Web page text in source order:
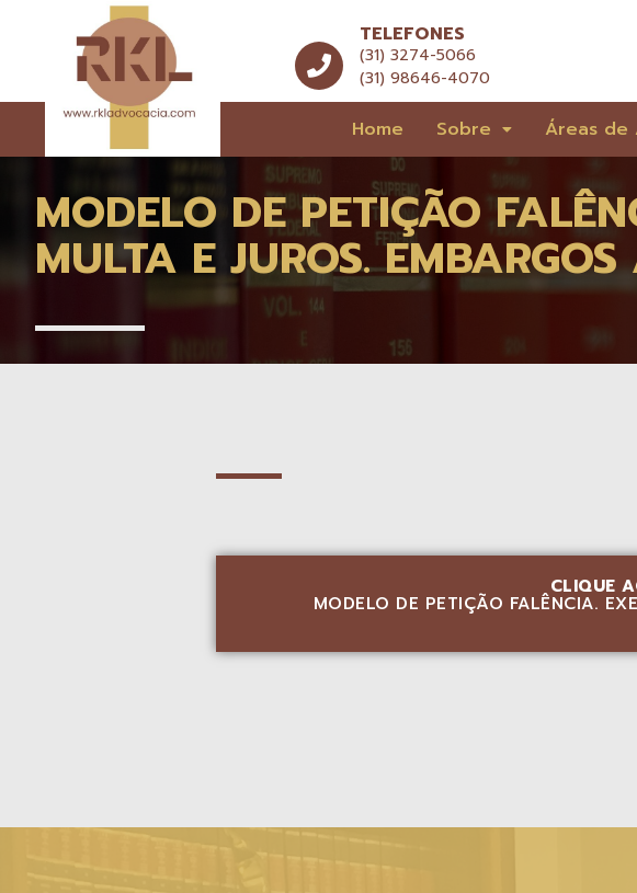
TELEFONES
(31) 3274-5066
(31) 98646-4070
Home Sobre Áreas de
MODELO DE PETIÇÃO
MULTA E JUROS.
CLIQUE
MODELO DE PETIÇÃO FALÊNCIA.